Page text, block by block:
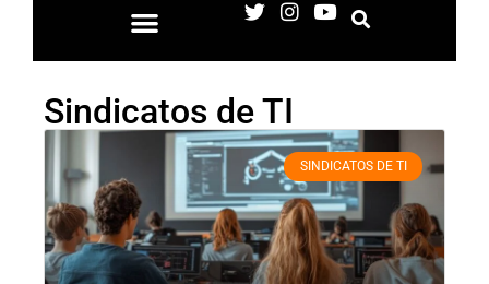
Sindicatos de TI
SINDICATOS DE TI